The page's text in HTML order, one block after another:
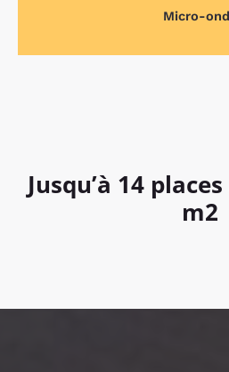
Micro-
Jusqu’à 14
m2